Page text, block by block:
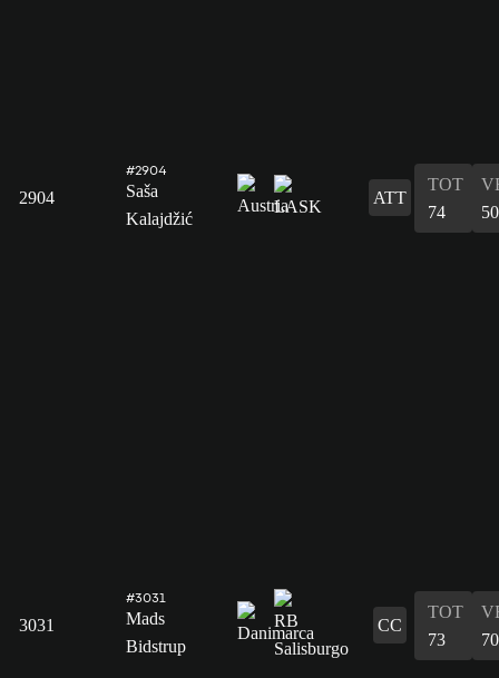
2904
#2904
Saša
Kalajdžić
ATT
TOT
74
50
3031
#3031
Mads
Bidstrup
CC
TOT
73
70